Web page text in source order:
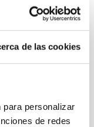
de las cookies
personalizar
de redes